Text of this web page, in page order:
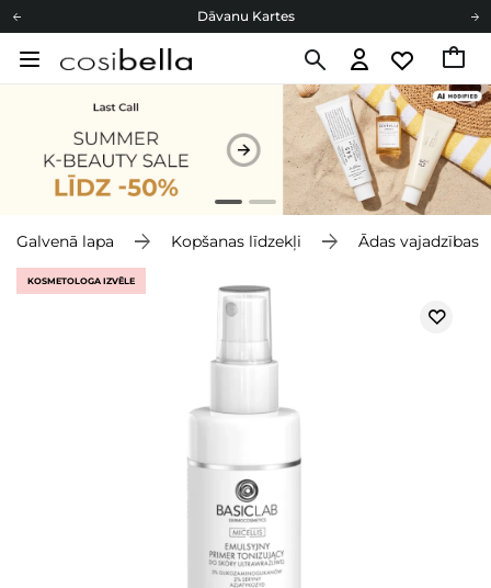
Dāvanu Kartes
Cosibella lojalitātes programma
Galvenā lapa Kopšanas līdzekļi Ādas vajadzības
KOSMETOLOGA IZVĒLE